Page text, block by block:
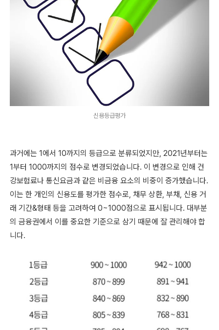
신용등급평가
과거에는 1에서 10까지의 등급으로 분류되었지만, 2021년부터는
1부터 1000까지의 점수로 변경되었습니다. 이 변경으로 인해 건
강보험료나 통신요금과 같은 비금융 요소의 비중이 증가했습니다.
이는 한 개인의 신용도를 평가한 점수로, 채무 상환, 부채, 신용 거
래 기간&형태 등을 고려하여 0~1000점으로 표시됩니다. 대부분
의 금융권에서 이를 중요한 기준으로 삼기 때문에 잘 관리해야 합
니다.